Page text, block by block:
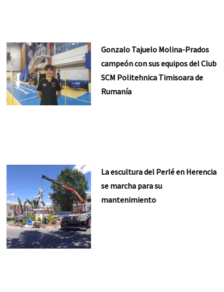
Gonzalo Tajuelo Molina-Prados
campeón con sus equipos del Club
SCM Politehnica Timisoara de
Rumanía
La escultura del Perlé en Herencia
se marcha para su
mantenimiento